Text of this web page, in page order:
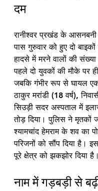
दम
रानीश्वर प्रखंड के
पास गुरुवार को हुए दो
हादसे में मरने वालों की
पहले दो युवकों की मौके पर
जबकि गंभीर रूप से घायल
ठाकुर मरांडी (18 वर्ष),
सिउड़ी सदर अस्पताल में
तोड़ दिया। पुलिस ने मृतकों
श्यामचांद हेमराम के शव का
परिजनों को सौंप दिया है।
पूरे क्षेत्र को झकझोर दिया है।
नाम में गड़बड़ी से